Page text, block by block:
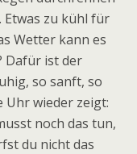
Etwas zu kühl für
Wetter kann es
Dafür ist der
so sanft, so
Uhr wieder zeigt:
noch das tun,
du nicht das